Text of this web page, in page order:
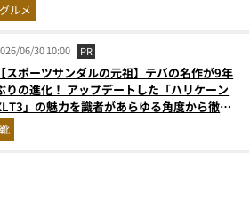
グルメ
06/30 10:00 PR
【スポーツサンダルの元祖】テバの名作が9年
りの進化！ アップデートした「ハリケーン
」の魅力を識者があらゆる角度から徹底
説！
靴